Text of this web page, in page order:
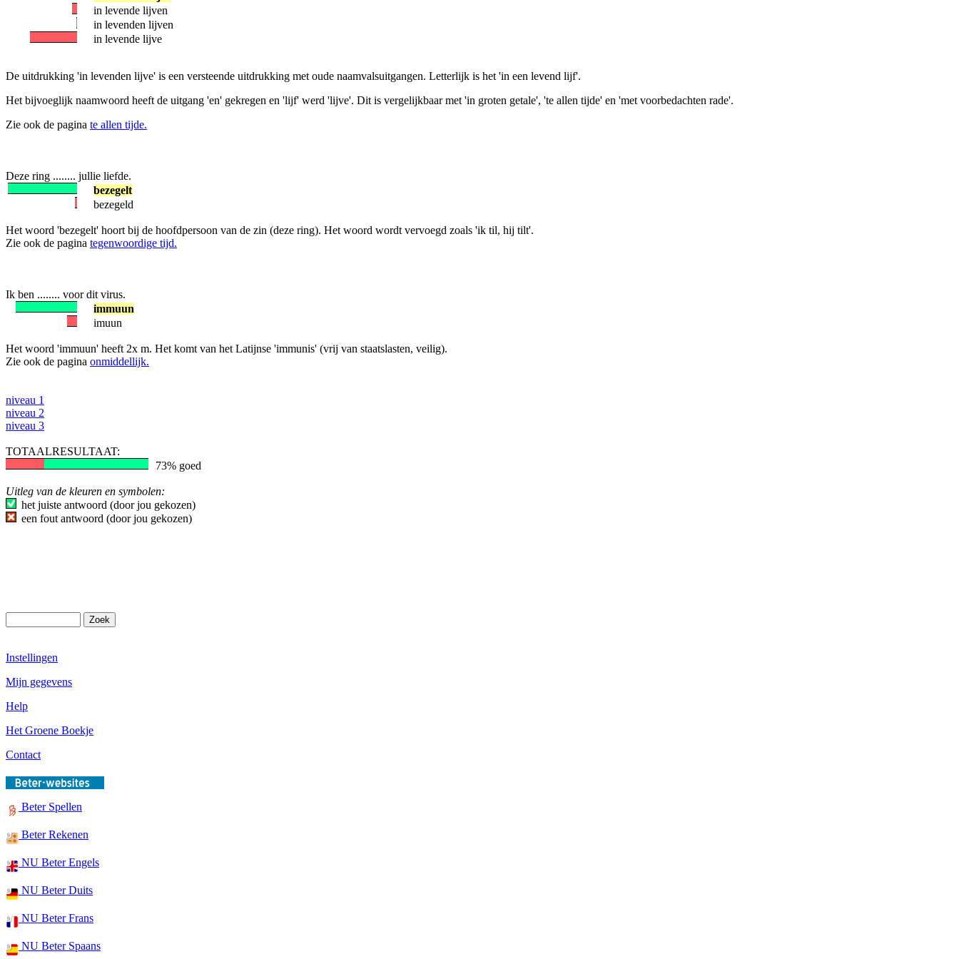
in levende lijven
in levenden lijven
in levende lijve
De uitdrukking 'in levenden lijve' is een versteende uitdrukking met oude naamvalsuitgangen. Letterlijk is het 'in een levend lijf'.
Het bijvoeglijk naamwoord heeft de uitgang 'en' gekregen en 'lijf' werd 'lijve'. Dit is vergelijkbaar met 'in groten getale', 'te allen tijde' en 'met voorbedachten rade'.
Zie ook de pagina te allen tijde.
Deze ring ........ jullie liefde.
bezegelt
bezegeld
Het woord 'bezegelt' hoort bij de hoofdpersoon van de zin (deze ring). Het woord wordt vervoegd zoals 'ik til, hij tilt'.
Zie ook de pagina tegenwoordige tijd.
Ik ben ........ voor dit virus.
immuun
imuun
Het woord 'immuun' heeft 2x m. Het komt van het Latijnse 'immunis' (vrij van staatslasten, veilig).
Zie ook de pagina onmiddellijk.
niveau 1
niveau 2
niveau 3
TOTAALRESULTAAT:
73% goed
Uitleg van de kleuren en symbolen:
het juiste antwoord (door jou gekozen)
een fout antwoord (door jou gekozen)
Instellingen
Mijn gegevens
Help
Het Groene Boekje
Contact
Beter Spellen
Beter Rekenen
NU Beter Engels
NU Beter Duits
NU Beter Frans
NU Beter Spaans